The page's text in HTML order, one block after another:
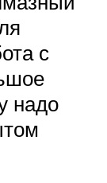
с
надо